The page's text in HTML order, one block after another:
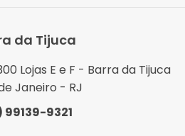
da Tijuca
Lojas E e F - Barra da Tijuca
Janeiro - RJ
99139-9321